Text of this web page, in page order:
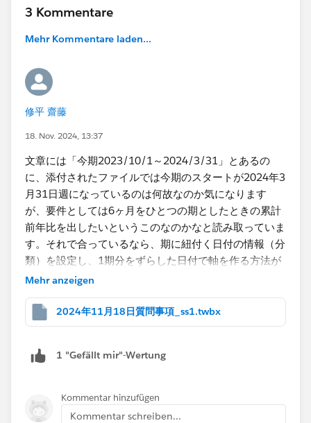
3 Kommentare
Mehr Kommentare laden...
修平 齋藤
18. Nov. 2024, 13:37
文章には「今期2023/10/1～2024/3/31」とあるの
に、添付されたファイルでは今期のスタートが2024年3
月31日週になっているのは何故なのか気になります
が、要件としては6ヶ月をひとつの期としたときの累計
前年比を出したいというこのなのかなと読み取っていま
す。それで合っているなら、期に紐付く日付の情報（分
類）を設定し、1期分をずらした日付で軸を作る方法が
考えられます。
Mehr anzeigen
2024年11月18日質問事項_ss1.twbx
1 "Gefällt mir"-Wertung
Kommentar hinzufügen
Kommentar schreiben...